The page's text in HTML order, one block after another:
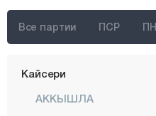
Все партии ПСР
Кастамону
Кайсери
АККЫШЛА